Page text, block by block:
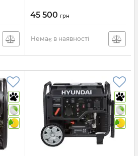
45 500 грн
Немає в наявності